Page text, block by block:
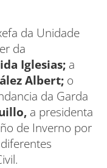
da Unidade
da
Iglesias; a
Albert; o
da Garda
a presidenta
de Inverno por